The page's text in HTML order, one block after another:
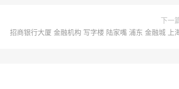
下一
招商银行大厦 金融机构 写字楼 陆家嘴 浦东 金融城 上